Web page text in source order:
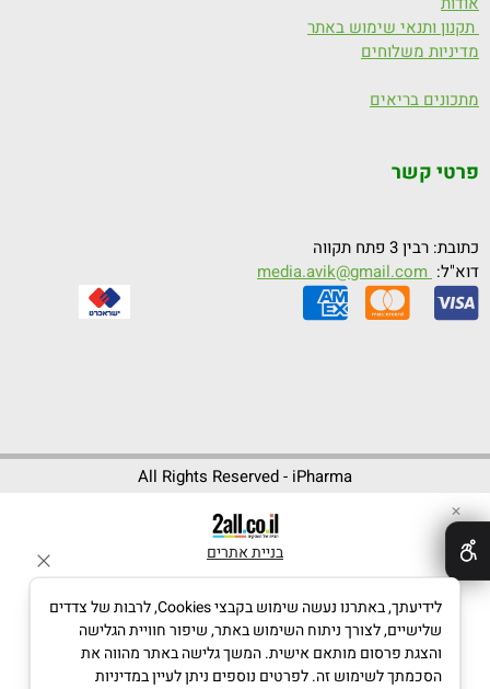
תקנון ותנאי שימוש באתר
מדיניות משלוחים
מתכונים בריאים
פרטי קשר
כתובת: רבין 3 פתח תקווה
דוא"ל:
All Rights Reserved - iPharma
בניית אתרים
✕
לידיעתך, באתרנו נעשה שימוש בקבצי Cookies, לרבות של צדדים
שלישיים, לצורך ניתוח השימוש באתר, שיפור חוויית הגלישה
והצגת פרסום מותאם אישית. המשך גלישה באתר מהווה את
הסכמתך לשימוש זה. לפרטים נוספים ניתן לעיין במדיניות